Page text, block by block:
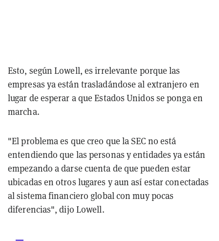
Esto, según Lowell, es irrelevante porque las
empresas ya están trasladándose al extranjero en
lugar de esperar a que Estados Unidos se ponga en
marcha.
"El problema es que creo que la SEC no está
entendiendo que las personas y entidades ya están
empezando a darse cuenta de que pueden estar
ubicadas en otros lugares y aun así estar conectadas
al sistema financiero global con muy pocas
diferencias", dijo Lowell.